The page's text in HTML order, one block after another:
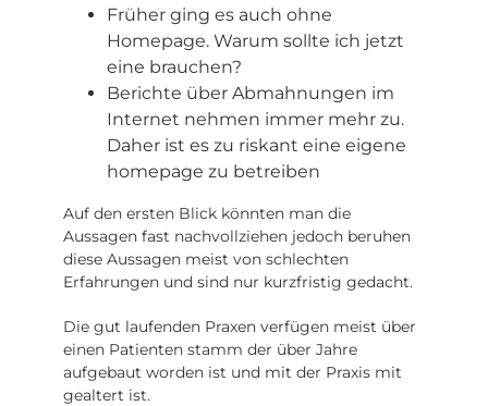
Früher ging es auch ohne
Homepage. Warum sollte ich jetzt
eine brauchen?
Berichte über Abmahnungen im
Internet nehmen immer mehr zu.
Daher ist es zu riskant eine eigene
homepage zu betreiben
Auf den ersten Blick könnten man die
Aussagen fast nachvollziehen jedoch beruhen
diese Aussagen meist von schlechten
Erfahrungen und sind nur kurzfristig gedacht.
Die gut laufenden Praxen verfügen meist über
einen Patienten stamm der über Jahre
aufgebaut worden ist und mit der Praxis mit
gealtert ist.